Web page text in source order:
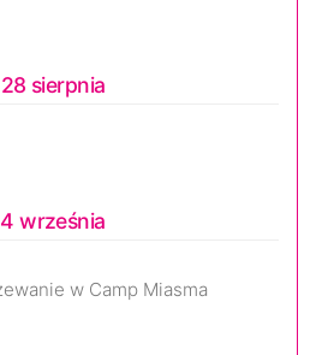
28 sierpnia
4 września
w Camp Miasma